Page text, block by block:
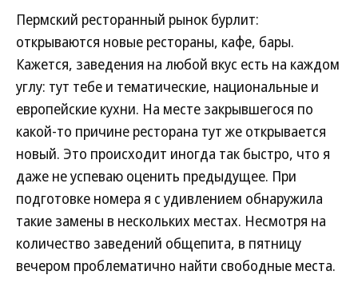
Пермский ресторанный рынок бурлит:
открываются новые рестораны, кафе, бары.
Кажется, заведения на любой вкус есть на каждом
углу: тут тебе и тематические, национальные и
европейские кухни. На месте закрывшегося по
какой-то причине ресторана тут же открывается
новый. Это происходит иногда так быстро, что я
даже не успеваю оценить предыдущее. При
подготовке номера я с удивлением обнаружила
такие замены в нескольких местах. Несмотря на
количество заведений общепита, в пятницу
вечером проблематично найти свободные места.